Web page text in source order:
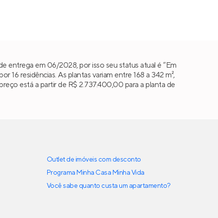
entrega em 06/2028, por isso seu status atual é “Em
residências. As plantas variam entre 168 a 342 m²,
está a partir de R$ 2.737.400,00 para a planta de
Outlet de imóveis com desconto
Programa Minha Casa Minha Vida
Você sabe quanto custa um apartamento?